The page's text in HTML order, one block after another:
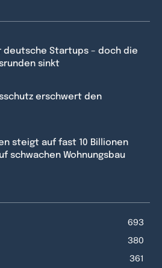
deutsche Startups – doch die
sinkt
erschwert den
steigt auf fast 10 Billionen
schwachen Wohnungsbau
693
380
361